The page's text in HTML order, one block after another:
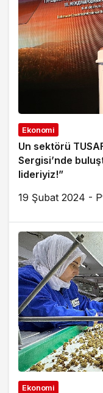
Ekonomi
Un sektörü
Sergisi’nde
lideriyiz!”
19 Şubat 2024 -
Ekonomi